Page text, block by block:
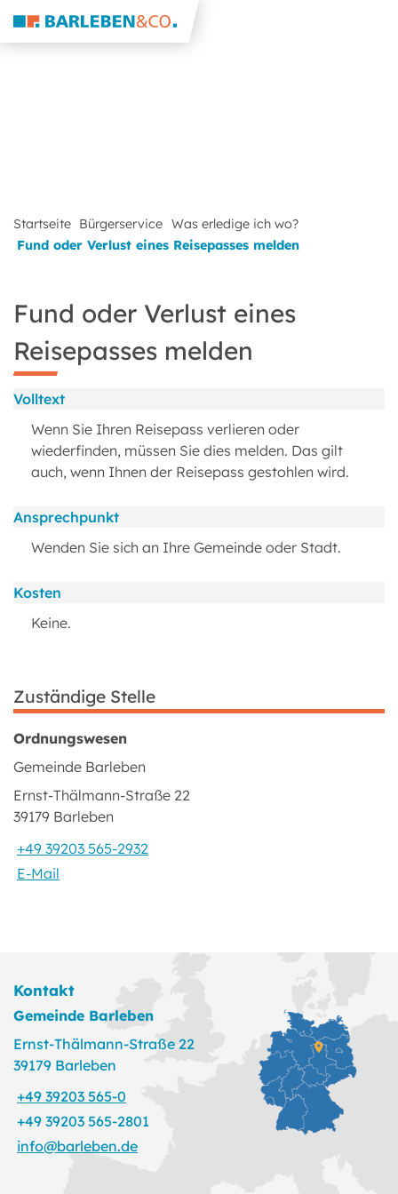
Startseite Bürgerservice Was erledige ich wo?
Fund oder Verlust eines Reisepasses melden
Fund oder Verlust eines
Reisepasses melden
Volltext
Wenn Sie Ihren Reisepass verlieren oder
wiederfinden, müssen Sie dies melden. Das gilt
auch, wenn Ihnen der Reisepass gestohlen wird.
Ansprechpunkt
Wenden Sie sich an Ihre Gemeinde oder Stadt.
Kosten
Keine.
Zuständige Stelle
Ordnungswesen
Gemeinde Barleben
Ernst-Thälmann-Straße 22
39179 Barleben
+49 39203 565-2932
E-Mail
Kontakt
Gemeinde Barleben
Ernst-Thälmann-Straße 22
39179 Barleben
+49 39203 565-0
+49 39203 565-2801
info@barleben.de